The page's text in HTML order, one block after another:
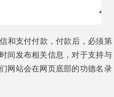
和支付付款，付款后，必须第
间发布相关信息，对于支持与
网站会在网页底部的功德名录